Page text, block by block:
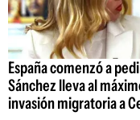
España comenzó a
Sánchez lleva al
invasión migratoria a